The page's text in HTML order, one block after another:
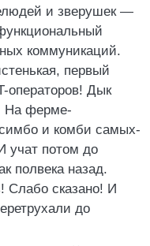
и зверушек —
коммуникаций.
первый
операторов! Дык
На ферме-
симбо и комби самых-
учат потом до
полвека назад.
Слабо сказано! И
до